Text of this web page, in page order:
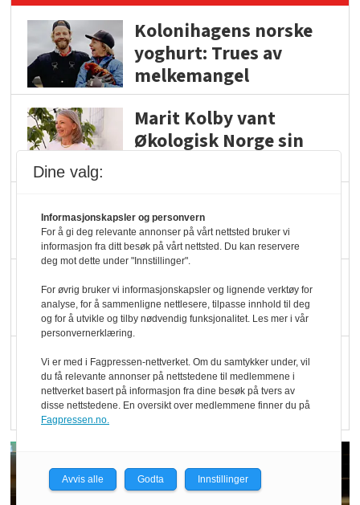
Kolonihagens norske
yoghurt: Trues av
melkemangel
Marit Kolby vant
Økologisk Norge sin
økologisk i butikkhylla
Kolonihagen sliter
med å få tak i nok melk
Rapport: Økokundene
er klare! Er markedet
det?
Dine valg:
Informasjonskapsler og personvern
For å gi deg relevante annonser på vårt nettsted bruker vi
informasjon fra ditt besøk på vårt nettsted. Du kan reservere
deg mot dette under "Innstillinger".
For øvrig bruker vi informasjonskapsler og lignende verktøy for
analyse, for å sammenligne nettlesere, tilpasse innhold til deg
og for å utvikle og tilby nødvendig funksjonalitet. Les mer i vår
personvernerklæring.
Vi er med i Fagpressen-nettverket. Om du samtykker under, vil
du få relevante annonser på nettstedene til medlemmene i
nettverket basert på informasjon fra dine besøk på tvers av
disse nettstedene. En oversikt over medlemmene finner du på
Fagpressen.no.
Avvis alle Godta Innstillinger